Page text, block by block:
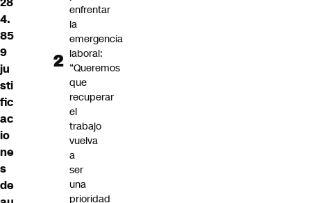
4.
85
9
ju
sti
fic
ac
io
ne
s
de
enfrentar
la
emergencia
laboral:
“Queremos
que
recuperar
el
trabajo
vuelva
a
ser
una
prioridad